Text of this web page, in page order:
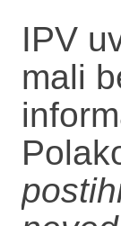
IPV
mali